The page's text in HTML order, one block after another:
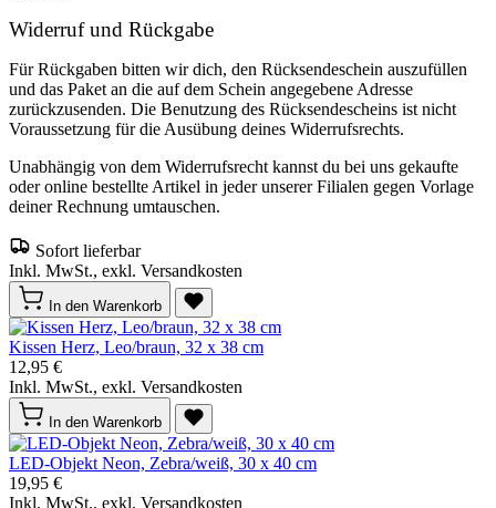
Widerruf und Rückgabe
Für Rückgaben bitten wir dich, den Rücksendeschein auszufüllen
und das Paket an die auf dem Schein angegebene Adresse
zurückzusenden. Die Benutzung des Rücksendescheins ist nicht
Voraussetzung für die Ausübung deines Widerrufsrechts.
Unabhängig von dem Widerrufsrecht kannst du bei uns gekaufte
oder online bestellte Artikel in jeder unserer Filialen gegen Vorlage
deiner Rechnung umtauschen.
Sofort lieferbar
Inkl. MwSt., exkl. Versandkosten
In den Warenkorb
Kissen Herz, Leo/braun, 32 x 38 cm
12,95 €
Inkl. MwSt., exkl. Versandkosten
In den Warenkorb
LED-Objekt Neon, Zebra/weiß, 30 x 40 cm
19,95 €
Inkl. MwSt., exkl. Versandkosten